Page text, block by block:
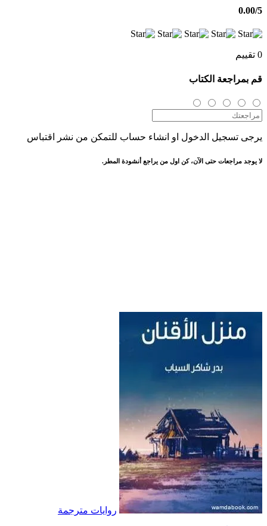
0.00/5
0 تقييم
قم بمراجعة الكتاب
يرجى تسجيل الدخول او انشاء حساب للتمكن من نشر اقتباس
لا يوجد مراجعات حتى الآن، كن اول من يراجع أنشودة المطر.
روايات مترجمة